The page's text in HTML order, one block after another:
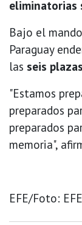
eliminatorias
Bajo el
Paraguay
las seis
"Estamos
preparados
preparados
memoria",
EFE/Foto: EFE